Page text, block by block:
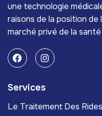
une technologie
raisons de la position de
marché privé de la
Services
Le Traitement Des